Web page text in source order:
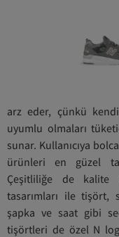
arz eder, çünkü
uyumlu olmaları
sunar. Kullanıcıya
ürünleri en güzel
Çeşitliliğe de kalite
tasarımları iletişört,
şapka ve saat gibi
tişörtleri de özel N